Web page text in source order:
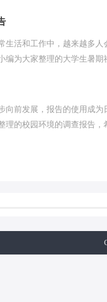
生活和工作中，越来越多
编为大家整理的大学生暑期
向前发展，报告的使用成
理的校园环境的调查报告，